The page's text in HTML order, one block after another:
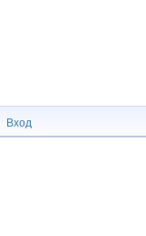
Вход